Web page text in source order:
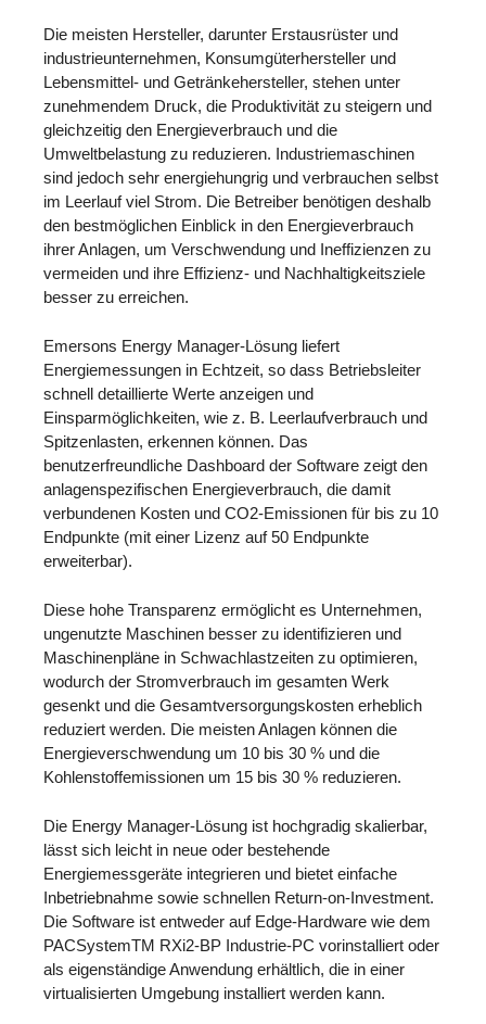
Die meisten Hersteller, darunter Erstausrüster und
industrieunternehmen, Konsumgüterhersteller und
Lebensmittel- und Getränkehersteller, stehen unter
zunehmendem Druck, die Produktivität zu steigern und
gleichzeitig den Energieverbrauch und die
Umweltbelastung zu reduzieren. Industriemaschinen
sind jedoch sehr energiehungrig und verbrauchen selbst
im Leerlauf viel Strom. Die Betreiber benötigen deshalb
den bestmöglichen Einblick in den Energieverbrauch
ihrer Anlagen, um Verschwendung und Ineffizienzen zu
vermeiden und ihre Effizienz- und Nachhaltigkeitsziele
besser zu erreichen.
Emersons Energy Manager-Lösung liefert
Energiemessungen in Echtzeit, so dass Betriebsleiter
schnell detaillierte Werte anzeigen und
Einsparmöglichkeiten, wie z. B. Leerlaufverbrauch und
Spitzenlasten, erkennen können. Das
benutzerfreundliche Dashboard der Software zeigt den
anlagenspezifischen Energieverbrauch, die damit
verbundenen Kosten und CO2-Emissionen für bis zu 10
Endpunkte (mit einer Lizenz auf 50 Endpunkte
erweiterbar).
Diese hohe Transparenz ermöglicht es Unternehmen,
ungenutzte Maschinen besser zu identifizieren und
Maschinenpläne in Schwachlastzeiten zu optimieren,
wodurch der Stromverbrauch im gesamten Werk
gesenkt und die Gesamtversorgungskosten erheblich
reduziert werden. Die meisten Anlagen können die
Energieverschwendung um 10 bis 30 % und die
Kohlenstoffemissionen um 15 bis 30 % reduzieren.
Die Energy Manager-Lösung ist hochgradig skalierbar,
lässt sich leicht in neue oder bestehende
Energiemessgeräte integrieren und bietet einfache
Inbetriebnahme sowie schnellen Return-on-Investment.
Die Software ist entweder auf Edge-Hardware wie dem
PACSystemTM RXi2-BP Industrie-PC vorinstalliert oder
als eigenständige Anwendung erhältlich, die in einer
virtualisierten Umgebung installiert werden kann.